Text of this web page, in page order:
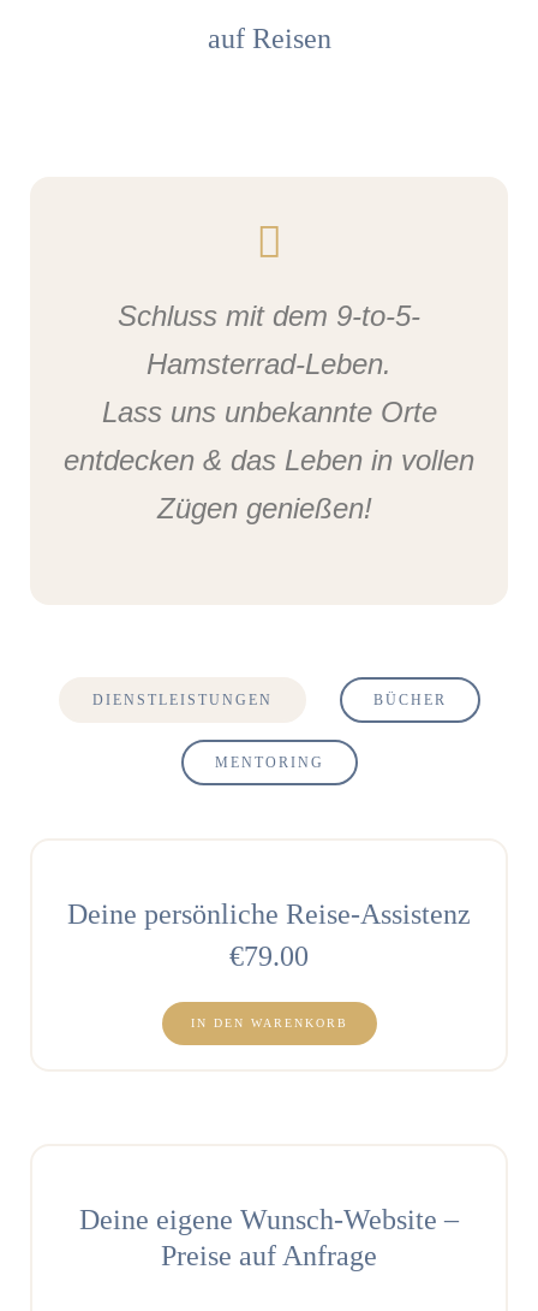
auf Reisen
Schluss mit dem 9-to-5-
Hamsterrad-Leben.
Lass uns unbekannte Orte
entdecken & das Leben in vollen
Zügen genießen!
DIENSTLEISTUNGEN BÜCHER
MENTORING
Deine persönliche Reise-Assistenz
€79.00
IN DEN WARENKORB
Deine eigene Wunsch-Website –
Preise auf Anfrage